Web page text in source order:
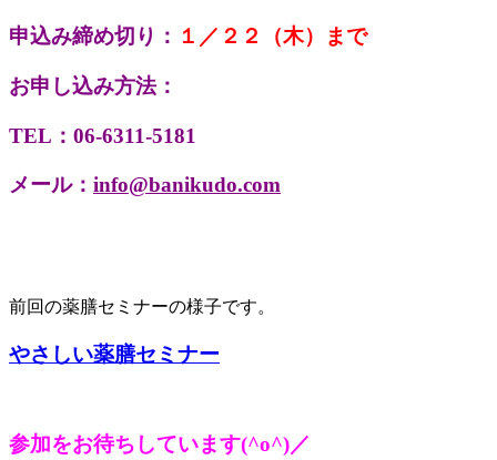
申込み締め切り： １／２２（木）まで
お申し込み方法：
TEL：06-6311-5181
メール： info@banikudo.com
前回の薬膳セミナーの様子です。
やさしい薬膳セミナー
参加をお待ちしています(^o^)／